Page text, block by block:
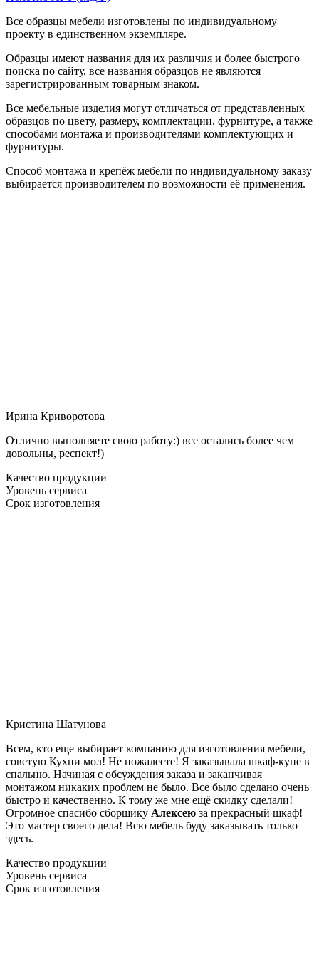
Все образцы мебели изготовлены по индивидуальному
проекту в единственном экземпляре.
Образцы имеют названия для их различия и более быстрого
поиска по сайту, все названия образцов не являются
зарегистрированным товарным знаком.
Все мебельные изделия могут отличаться от представленных
образцов по цвету, размеру, комплектации, фурнитуре, а также
способами монтажа и производителями комплектующих и
фурнитуры.
Способ монтажа и крепёж мебели по индивидуальному заказу
выбирается производителем по возможности её применения.
Ирина Криворотова
Отлично выполняете свою работу:) все остались более чем
довольны, респект!)
Качество продукции
Уровень сервиса
Срок изготовления
Кристина Шатунова
Всем, кто еще выбирает компанию для изготовления мебели,
советую Кухни мол! Не пожалеете! Я заказывала шкаф-купе в
спальню. Начиная с обсуждения заказа и заканчивая
монтажом никаких проблем не было. Все было сделано очень
быстро и качественно. К тому же мне ещё скидку сделали!
Огромное спасибо сборщику Алексею за прекрасный шкаф!
Это мастер своего дела! Всю мебель буду заказывать только
здесь.
Качество продукции
Уровень сервиса
Срок изготовления